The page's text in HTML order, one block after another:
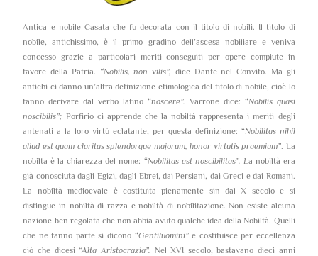
Antica e nobile Casata che fu decorata con il titolo di nobili. Il titolo di
nobile, antichissimo, è il primo gradino dell’ascesa nobiliare e veniva
concesso grazie a particolari meriti conseguiti per opere compiute in
favore della Patria. “Nobilis, non vilis”, dice Dante nel Convito. Ma gli
antichi ci danno un’altra definizione etimologica del titolo di nobile, cioè lo
fanno derivare dal verbo latino “noscere”. Varrone dice: “Nobilis quasi
noscibilis”; Porfirio ci apprende che la nobiltà rappresenta i meriti degli
antenati a la loro virtù eclatante, per questa definizione: “Nobilitas nihil
aliud est quam claritas splendorque majorum, honor virtutis praemium”. La
nobilta è la chiarezza del nome: “Nobilitas est noscibilitas”. La nobiltà era
già conosciuta dagli Egizi, dagli Ebrei, dai Persiani, dai Greci e dai Romani.
La nobiltà medioevale è costituita pienamente sin dal X secolo e si
distingue in nobiltà di razza e nobiltà di nobilitazione. Non esiste alcuna
nazione ben regolata che non abbia avuto qualche idea della Nobiltà. Quelli
che ne fanno parte si dicono “Gentiluomini”e costituisce per eccellenza
ciò che dicesi “Alta Aristocrazia”. Nel XVI secolo, bastavano dieci anni